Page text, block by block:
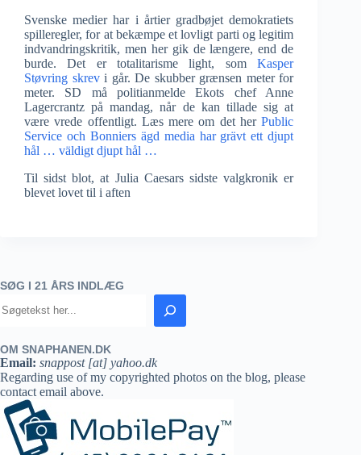
Svenske medier har i årtier gradbøjet demokratiets
spilleregler, for at bekæmpe et lovligt parti og legitim
indvandringskritik, men her gik de længere, end de
burde. Det er totalitarisme light, somKasper
Støvring skrevi går. De skubber grænsen meter for
meter. SD må politianmelde Ekots chef Anne
Lagercrantz på mandag, når de kan tillade sig at
være vrede offentligt. Læs mere om det herPublic
Service och Bonniers ägd media har grävt ett djupt
hål … väldigt djupt hål …
Til sidst blot, at Julia Caesars sidste valgkronik er
blevet lovet til i aften
SØG I 21 ÅRS INDLÆG
OM SNAPHANEN.DK
Email: snappost [at] yahoo.dk
Regarding use of my copyrighted photos on the blog, please
contact email above.